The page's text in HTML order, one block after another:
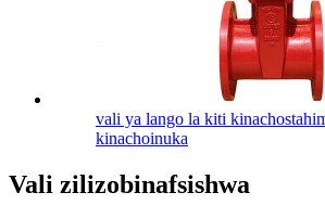
vali ya lango la kiti
kinachoinuka
Vali zilizobinafsishwa